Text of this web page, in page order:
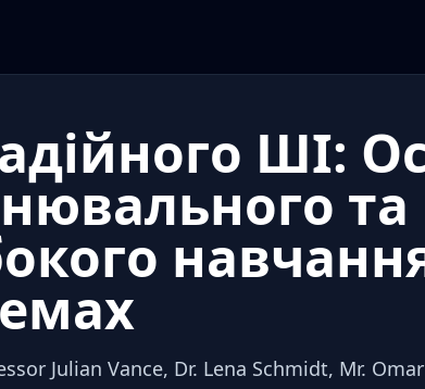
ШІ:
та
Julian Vance, Dr. Lena Schmidt, Mr.